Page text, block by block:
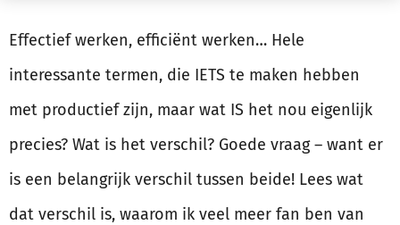
Effectief werken, efficiënt werken… Hele
interessante termen, die IETS te maken hebben
met productief zijn, maar wat IS het nou eigenlijk
precies? Wat is het verschil? Goede vraag – want er
is een belangrijk verschil tussen beide! Lees wat
dat verschil is, waarom ik veel meer fan ben van